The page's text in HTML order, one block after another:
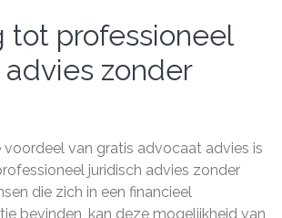
tot professioneel
zonder
voordeel van gratis advocaat advies is
juridisch advies zonder
die zich in een financieel
bevinden, kan deze mogelijkheid van